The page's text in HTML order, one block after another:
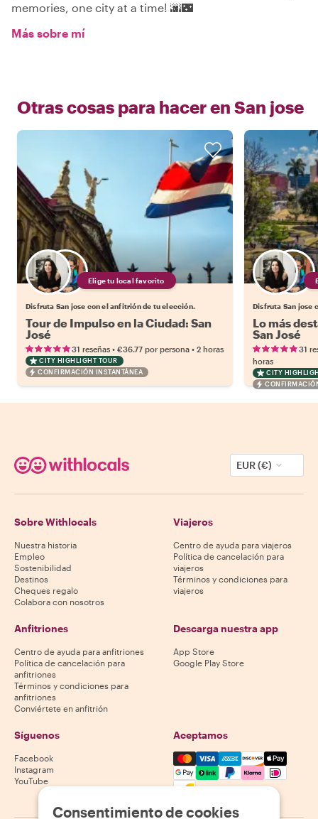
memories, one city at a time! 🌆🌃
Más sobre mí
Otras cosas para hacer en San jose
Elige tu local favorito
Disfruta San jose con el anfitrión de tu elección.
Tour de Impulso en la Ciudad: San
José
31 reseñas • €36.77 por persona • 2 horas
CITY HIGHLIGHT TOUR
CONFIRMACIÓN INSTANTÁNEA
Disfruta San jose
Lo más
San José
31
horas
CITY
EUR (€)
Sobre Withlocals
Nuestra historia
Empleo
Sostenibilidad
Destinos
Cheques regalo
Colabora con nosotros
Viajeros
Centro de ayuda para viajeros
Política de cancelación para
viajeros
Términos y condiciones para
viajeros
Anfitriones
Centro de ayuda para anfitriones
Política de cancelación para
anfitriones
Términos y condiciones para
anfitriones
Conviértete en anfitrión
Descarga nuestra app
App Store
Google Play Store
Síguenos
Facebook
Instagram
YouTube
Aceptamos
Mastercard, Visa, Amex,
Consentimiento de cookies